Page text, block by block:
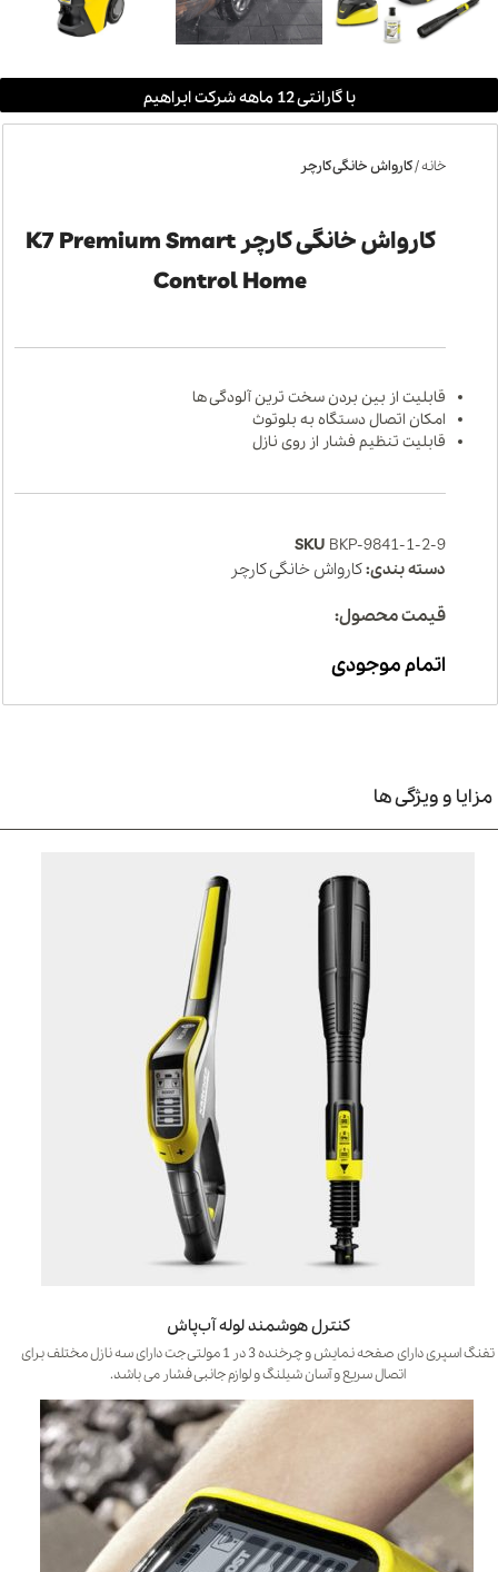
با گارانتی 12 ماهه شرکت ابراهیم
خانه کارواش خانگی کارچر
کارواش خانگی کارچر K7 Premium Smart
Control Home
قابلیت از بین بردن سخت ترین آلودگی ها
امکان اتصال دستگاه به بلوتوث
قابلیت تنظیم فشار از روی نازل
SKU BKP-9841-1-2-9
دسته بندی:کارواش خانگی کارچر
قیمت محصول:
اتمام موجودی
مزایا و ویژگی ها
کنترل هوشمند لوله آب‌پاش
تفنگ اسپری دارای صفحه نمایش و چرخنده 3 در 1 مولتی جت دارای سه نازل مختلف برای
اتصال سریع و آسان شیلنگ و لوازم جانبی فشار می باشد.